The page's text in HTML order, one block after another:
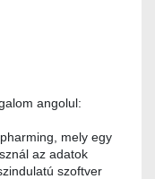
angolul:
mely egy
az adatok
szoftver